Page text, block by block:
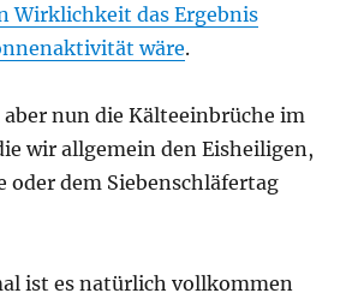
Wirklichkeit das Ergebnis
wäre.
nun die Kälteeinbrüche im
wir allgemein den Eisheiligen,
oder dem Siebenschläfertag
ist es natürlich vollkommen